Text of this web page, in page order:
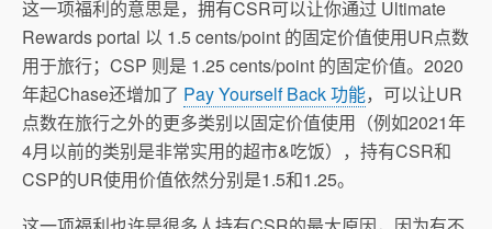
这一项福利的意思是，拥有CSR可以让你通过 Ultimate
Rewards portal 以 1.5 cents/point 的固定价值使用UR点数
用于旅行；CSP 则是 1.25 cents/point 的固定价值。2020
年起Chase还增加了 Pay Yourself Back 功能，可以让UR
点数在旅行之外的更多类别以固定价值使用（例如2021年
4月以前的类别是非常实用的超市&吃饭），持有CSR和
CSP的UR使用价值依然分别是1.5和1.25。